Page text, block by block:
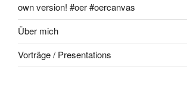
own version! #oer #oercanvas
Über mich
Vorträge / Presentations